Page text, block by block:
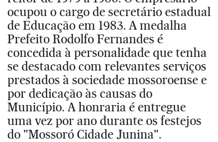
ocupou o cargo de secretário estadual
de Educação em 1983. A medalha
Prefeito Rodolfo Fernandes é
concedida à personalidade que tenha
se destacado com relevantes serviços
prestados à sociedade mossoroense e
por dedicação às causas do
Município. A honraria é entregue
uma vez por ano durante os festejos
do "Mossoró Cidade Junina".